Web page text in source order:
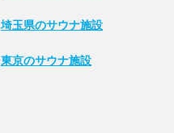
埼玉県のサウナ施設
東京のサウナ施設